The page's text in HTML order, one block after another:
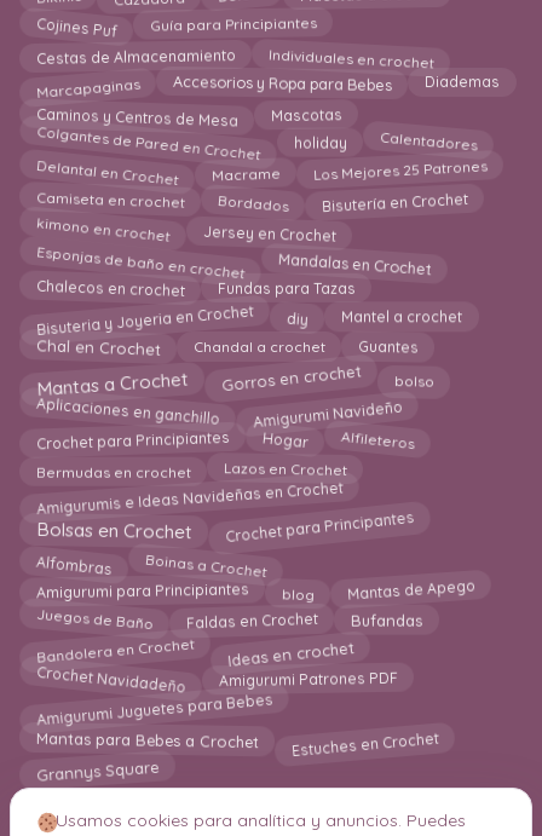
Cojines Puf Guía para Principiantes
Cestas de Almacenamiento Individuales en crochet
Marcapaginas Accesorios y Ropa para Bebes Diademas
Caminos y Centros de Mesa Mascotas
Colgantes de Pared en Crochet holiday Calentadores
Delantal en Crochet Macrame Los Mejores 25 Patrones
Camiseta en crochet Bordados Bisutería en Crochet
kimono en crochet Jersey en Crochet
Esponjas de baño en crochet Mandalas en Crochet
Chalecos en crochet Fundas para Tazas
Bisuteria y Joyeria en Crochet diy Mantel a crochet
Chal en Crochet Chandal a crochet Guantes
Mantas a Crochet Gorros en crochet bolso
Aplicaciones en ganchillo Amigurumi Navideño
Crochet para Principiantes Hogar Alfileteros
Bermudas en crochet Lazos en Crochet
Amigurumis e Ideas Navideñas en Crochet
Bolsas en Crochet Crochet para Principantes
Alfombras Boinas a Crochet
Amigurumi para Principiantes blog Mantas de Apego
Juegos de Baño Faldas en Crochet Bufandas
Bandolera en Crochet Ideas en crochet
Crochet Navidadeño Amigurumi Patrones PDF
Amigurumi Juguetes para Bebes
Mantas para Bebes a Crochet Estuches en Crochet
Grannys Square
Usamos cookies para analítica y anuncios. Puedes